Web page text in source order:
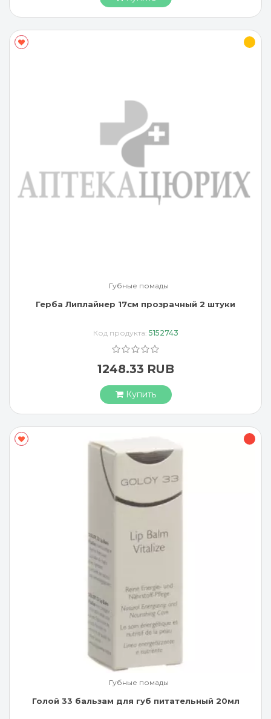
Губные помады
Герба Липлайнер 17см прозрачный 2 штуки
Код продукта: 5152743
1248.33 RUB
Купить
Губные помады
Голой 33 бальзам для губ питательный 20мл